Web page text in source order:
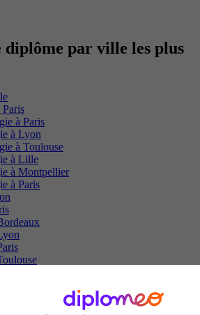
diplôme par ville les plus
Paris
à Paris
à Lyon
à Toulouse
à Lille
à Montpellier
à Paris
à Bordeaux